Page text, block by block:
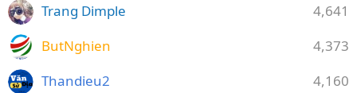
4,641
Trang Dimple
4,373
ButNghien
4,160
Thandieu2